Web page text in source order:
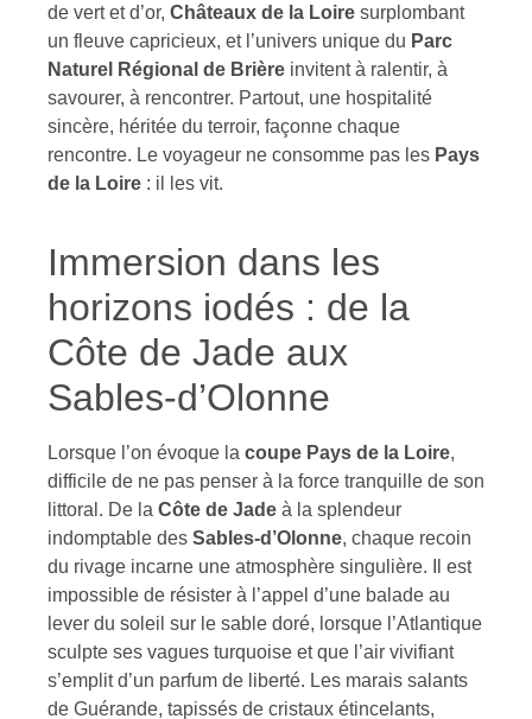
de vert et d’or, Châteaux de la Loire surplombant
un fleuve capricieux, et l’univers unique du Parc
Naturel Régional de Brière invitent à ralentir, à
savourer, à rencontrer. Partout, une hospitalité
sincère, héritée du terroir, façonne chaque
rencontre. Le voyageur ne consomme pas les Pays
de la Loire : il les vit.
Immersion dans les
horizons iodés : de la
Côte de Jade aux
Sables-d’Olonne
Lorsque l’on évoque la coupe Pays de la Loire,
difficile de ne pas penser à la force tranquille de son
littoral. De la Côte de Jade à la splendeur
indomptable des Sables-d’Olonne, chaque recoin
du rivage incarne une atmosphère singulière. Il est
impossible de résister à l’appel d’une balade au
lever du soleil sur le sable doré, lorsque l’Atlantique
sculpte ses vagues turquoise et que l’air vivifiant
s’emplit d’un parfum de liberté. Les marais salants
de Guérande, tapissés de cristaux étincelants,